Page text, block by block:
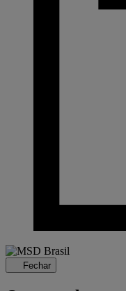
Fechar